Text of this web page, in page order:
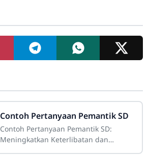
Contoh Pertanyaan Pemantik SD
Contoh Pertanyaan Pemantik SD:
Meningkatkan Keterlibatan dan